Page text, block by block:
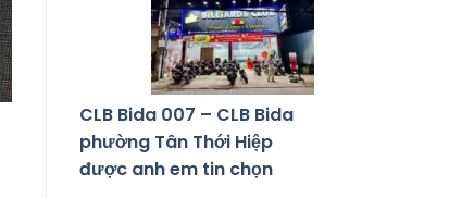
CLB Bida 007 – CLB Bida
phường Tân Thới Hiệp
được anh em tin chọn